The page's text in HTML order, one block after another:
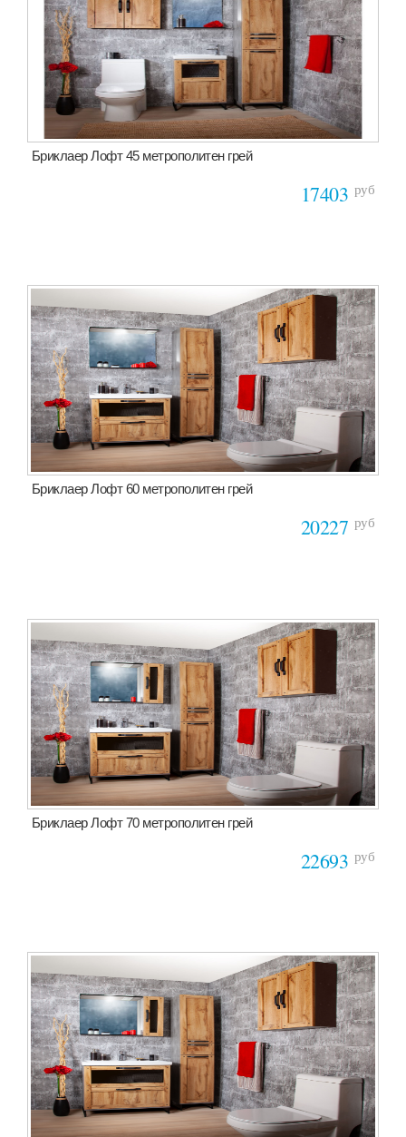
Бриклаер Лофт 45 метрополитен грей
17403 руб
Бриклаер Лофт 60 метрополитен грей
20227 руб
Бриклаер Лофт 70 метрополитен грей
22693 руб